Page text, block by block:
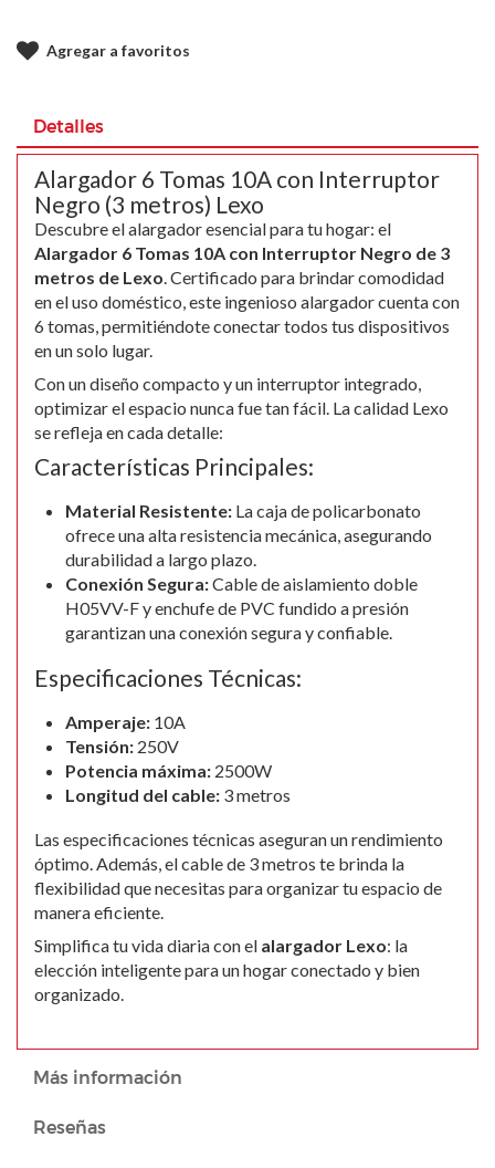
Agregar a favoritos
Detalles
Alargador 6 Tomas 10A con Interruptor
Negro (3 metros) Lexo
Descubre el alargador esencial para tu hogar: el
Alargador 6 Tomas 10A con Interruptor Negro de 3
metros de Lexo . Certificado para brindar comodidad
en el uso doméstico, este ingenioso alargador cuenta con
6 tomas, permitiéndote conectar todos tus dispositivos
en un solo lugar.
Con un diseño compacto y un interruptor integrado,
optimizar el espacio nunca fue tan fácil. La calidad Lexo
se refleja en cada detalle:
Características Principales:
Material Resistente: La caja de policarbonato
ofrece una alta resistencia mecánica, asegurando
durabilidad a largo plazo.
Conexión Segura:Cable de aislamiento doble
H05VV-F y enchufe de PVC fundido a presión
garantizan una conexión segura y confiable.
Especificaciones Técnicas:
Amperaje: 10A
Tensión: 250V
Potencia máxima: 2500W
Longitud del cable: 3 metros
Las especificaciones técnicas aseguran un rendimiento
óptimo. Además, el cable de 3 metros te brinda la
flexibilidad que necesitas para organizar tu espacio de
manera eficiente.
Simplifica tu vida diaria con el alargador Lexo: la
elección inteligente para un hogar conectado y bien
organizado.
Más información
Reseñas